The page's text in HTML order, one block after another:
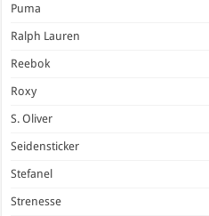
Puma
Ralph Lauren
Reebok
Roxy
S. Oliver
Seidensticker
Stefanel
Strenesse